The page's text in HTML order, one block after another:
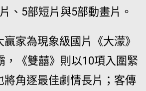
、5部短片與5部動畫片。
家為現象級國片《大濛》
，《雙囍》則以10項入圍緊
將角逐最佳劇情長片；客傳